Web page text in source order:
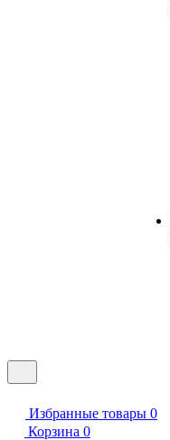
Избранные товары 0
Корзина 0